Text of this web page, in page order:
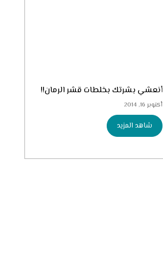
أنعشي بشرتك بخلطات قشر الرمان!!
أكتوبر 16, 2014
شاهد المزيد